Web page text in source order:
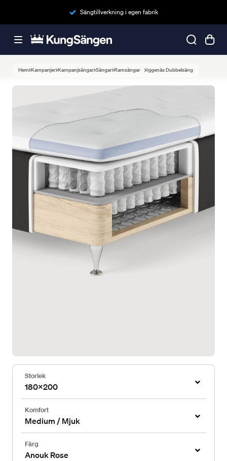
Sängtillverkning i egen fabrik
Hem Kampanjer Kampanjsängar Sängar Ramsängar Iggenäs Dubbelsäng
Storlek
180x200
Komfort
Medium / Mjuk
Färg
Anouk Rose